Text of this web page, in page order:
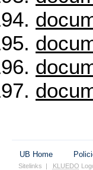
UB Home
Sitelinks | KLUEDO